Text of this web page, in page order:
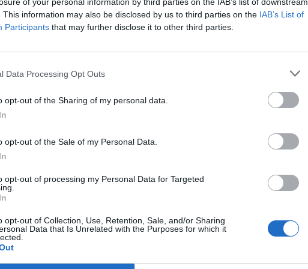
This information may also be disclosed by us to third parties on the IAB’s List of
Participants that may further disclose it to other third parties.
Data Processing Opt Outs
opt-out of the Sharing of my personal data.
opt-out of the Sale of my Personal Data.
opt-out of processing my Personal Data for Targeted
opt-out of Collection, Use, Retention, Sale, and/or Sharing
Data that Is Unrelated with the Purposes for which it
gdyż może ona powodować przedostanie się groźnych substancji do
chodzi o produkt: